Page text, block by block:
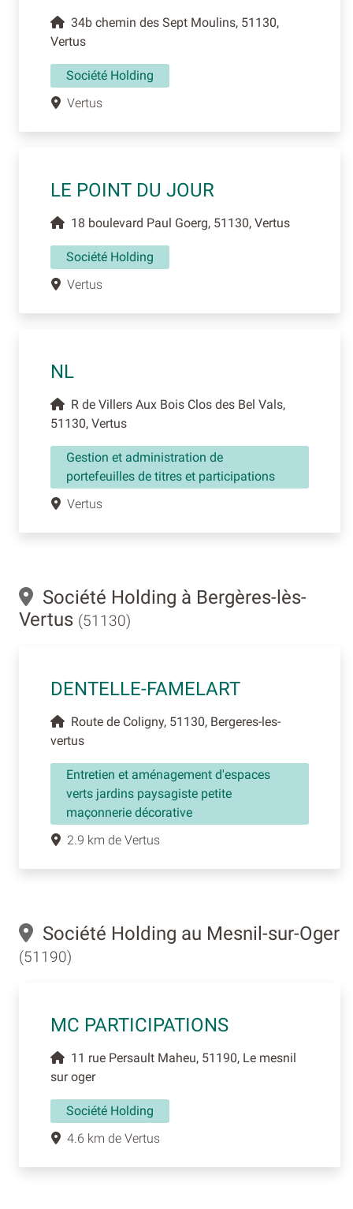
34b chemin des Sept Moulins, 51130,
Vertus
Société Holding
Vertus
LE POINT DU JOUR
18 boulevard Paul Goerg, 51130, Vertus
Société Holding
Vertus
NL
R de Villers Aux Bois Clos des Bel Vals,
51130, Vertus
Gestion et administration de
portefeuilles de titres et participations
Vertus
Société Holding à Bergères-lès-
Vertus (51130)
DENTELLE-FAMELART
Route de Coligny, 51130, Bergeres-les-
vertus
Entretien et aménagement d'espaces
verts jardins paysagiste petite
maçonnerie décorative
2.9 km de Vertus
Société Holding au Mesnil-sur-Oger
(51190)
MC PARTICIPATIONS
11 rue Persault Maheu, 51190, Le mesnil
sur oger
Société Holding
4.6 km de Vertus